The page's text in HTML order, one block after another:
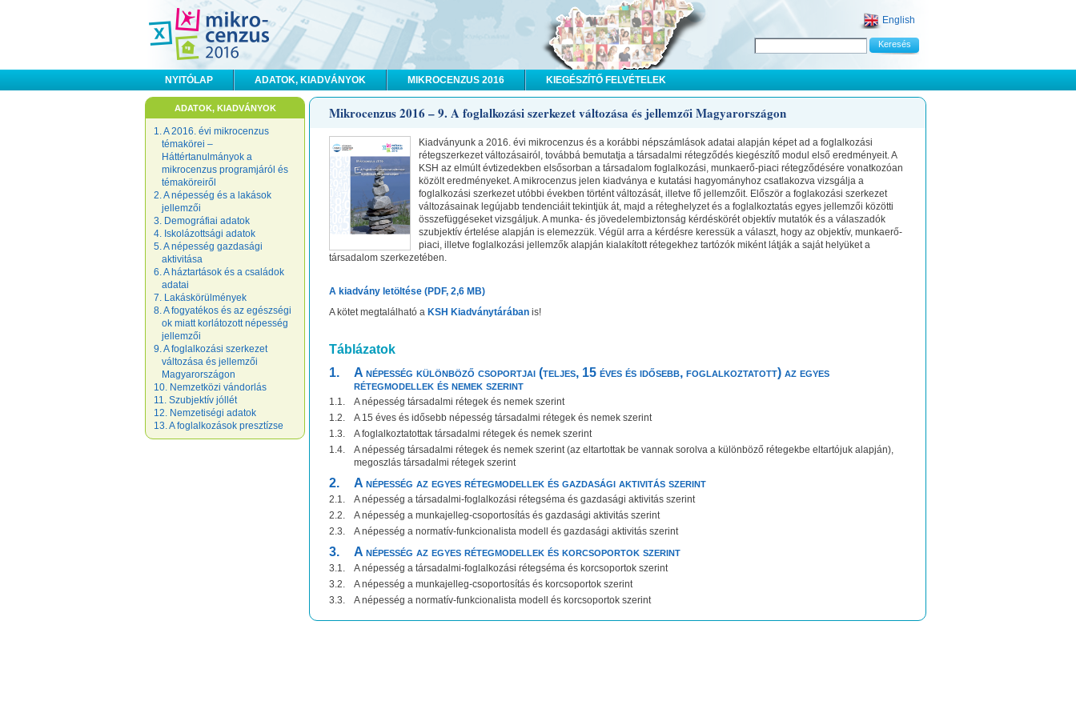
English
NYITÓLAP ADATOK, KIADVÁNYOK MIKROCENZUS 2016 KIEGÉSZÍTŐ FELVÉTELEK
ADATOK, KIADVÁNYOK
1. A 2016. évi mikrocenzus
témakörei –
Háttértanulmányok a
mikrocenzus programjáról és
témaköreiről
2. A népesség és a lakások
jellemzői
3. Demográfiai adatok
4. Iskolázottsági adatok
5. A népesség gazdasági
aktivitása
6. A háztartások és a családok
adatai
7. Lakáskörülmények
8. A fogyatékos és az egészségi
ok miatt korlátozott népesség
jellemzői
9. A foglalkozási szerkezet
változása és jellemzői
Magyarországon
10. Nemzetközi vándorlás
11. Szubjektív jóllét
12. Nemzetiségi adatok
13. A foglalkozások presztízse
Mikrocenzus 2016 – 9. A foglalkozási szerkezet változása és jellemzői Magyarországon
Kiadványunk a 2016. évi mikrocenzus és a korábbi népszámlások adatai alapján képet ad a foglalkozási
rétegszerkezet változásairól, továbbá bemutatja a társadalmi rétegződés kiegészítő modul első eredményeit. A
KSH az elmúlt évtizedekben elsősorban a társadalom foglalkozási, munkaerő-piaci rétegződésére vonatkozóan
közölt eredményeket. A mikrocenzus jelen kiadványa e kutatási hagyományhoz csatlakozva vizsgálja a
foglalkozási szerkezet utóbbi években történt változását, illetve fő jellemzőit. Először a foglakozási szerkezet
változásainak legújabb tendenciáit tekintjük át, majd a réteghelyzet és a foglalkoztatás egyes jellemzői közötti
összefüggéseket vizsgáljuk. A munka- és jövedelembiztonság kérdéskörét objektív mutatók és a válaszadók
szubjektív értelése alapján is elemezzük. Végül arra a kérdésre keressük a választ, hogy az objektív, munkaerő-
piaci, illetve foglalkozási jellemzők alapján kialakított rétegekhez tartózók miként látják a saját helyüket a
társadalom szerkezetében.
A kiadvány letöltése (PDF, 2,6 MB)
A kötet megtalálható a KSH Kiadványtárában is!
Táblázatok
1.
A népesség különböző csoportjai (teljes, 15 éves és idősebb, foglalkoztatott) az egyes
rétegmodellek és nemek szerint
1.1.
A népesség társadalmi rétegek és nemek szerint
1.2.
A 15 éves és idősebb népesség társadalmi rétegek és nemek szerint
1.3.
A foglalkoztatottak társadalmi rétegek és nemek szerint
1.4.
A népesség társadalmi rétegek és nemek szerint (az eltartottak be vannak sorolva a különböző rétegekbe eltartójuk alapján),
megoszlás társadalmi rétegek szerint
2. A népesség az egyes rétegmodellek és gazdasági aktivitás szerint
2.1.
A népesség a társadalmi-foglalkozási rétegséma és gazdasági aktivitás szerint
2.2.
A népesség a munkajelleg-csoportosítás és gazdasági aktivitás szerint
2.3.
A népesség a normatív-funkcionalista modell és gazdasági aktivitás szerint
3. A népesség az egyes rétegmodellek és korcsoportok szerint
3.1.
A népesség a társadalmi-foglalkozási rétegséma és korcsoportok szerint
3.2.
A népesség a munkajelleg-csoportosítás és korcsoportok szerint
3.3.
A népesség a normatív-funkcionalista modell és korcsoportok szerint